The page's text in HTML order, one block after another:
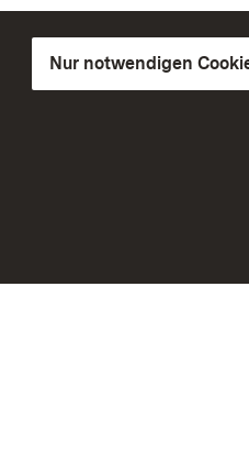
Nur notwendigen